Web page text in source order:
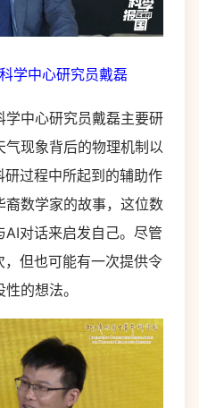
学中心研究员戴磊
中心研究员戴磊主要研
现象背后的物理机制以
过程中所起到的辅助作
裔数学家的故事，这位数
对话来启发自己。尽管
但也可能有一次提供令
的想法。